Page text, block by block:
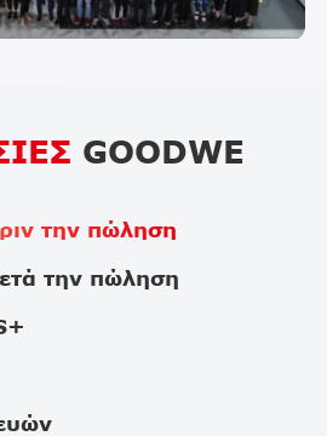
GOODWE
την πώληση
την πώληση